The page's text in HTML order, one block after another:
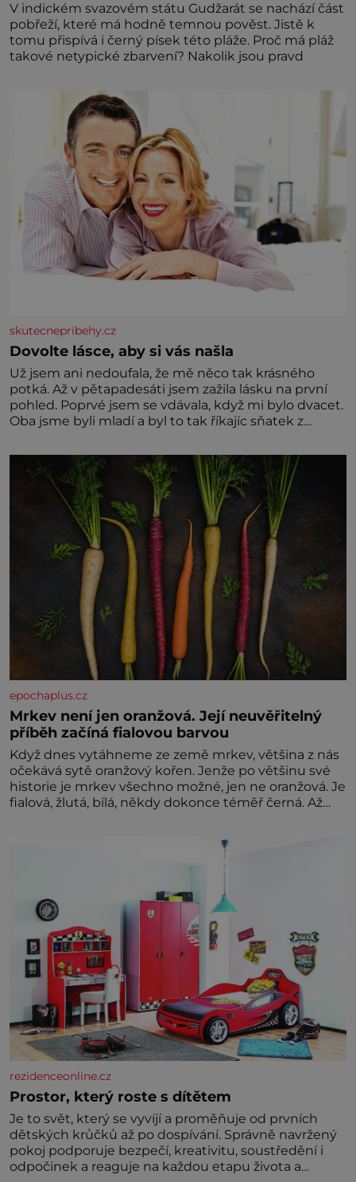
V indickém svazovém státu Gudžarát se nachází část
pobřeží, které má hodně temnou pověst. Jistě k
tomu přispívá i černý písek této pláže. Proč má pláž
takové netypické zbarvení? Nakolik jsou pravd
skutecnepribehy.cz
Dovolte lásce, aby si vás našla
Už jsem ani nedoufala, že mě něco tak krásného
potká. Až v pětapadesáti jsem zažila lásku na první
pohled. Poprvé jsem se vdávala, když mi bylo dvacet.
Oba jsme byli mladí a byl to tak říkajíc sňatek z
zaopatřený mladý muž. Manželství nám oběma moc
nesvědčilo, brzy jsme zjistili, že
epochaplus.cz
Mrkev není jen oranžová. Její neuvěřitelný
příběh začíná fialovou barvou
Když dnes vytáhneme ze země mrkev, většina z nás
očekává sytě oranžový kořen. Jenže po většinu své
historie je mrkev všechno možné, jen ne oranžová. Je
fialová, žlutá, bílá, někdy dokonce téměř černá. Až
nedokážeme představit. Její příběh je
rezidenceonline.cz
Prostor, který roste s dítětem
Je to svět, který se vyvíjí a proměňuje od prvních
dětských krůčků až po dospívání. Správně navržený
pokoj podporuje bezpečí, kreativitu, soustředění i
odpočinek a reaguje na každou etapu života a